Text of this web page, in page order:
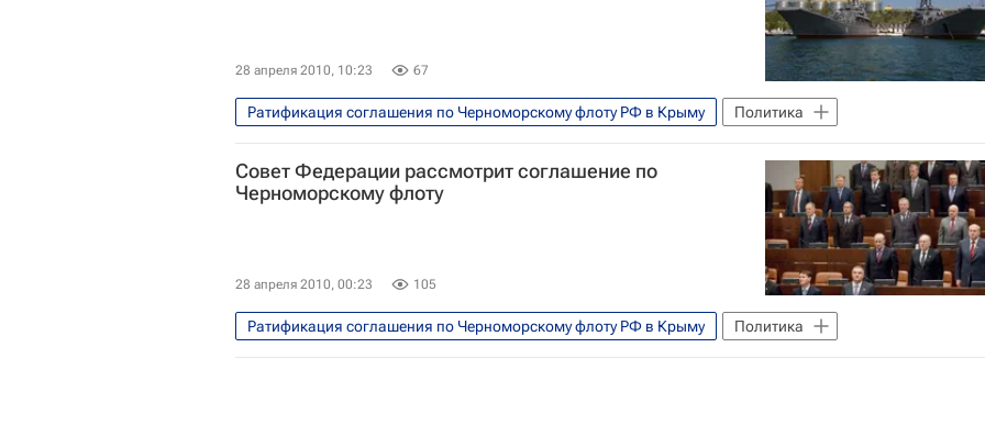
28 апреля 2010, 10:23 67
Ратификация соглашения по Черноморскому флоту РФ в Крыму Политика
Совет Федерации рассмотрит соглашение по
Черноморскому флоту
28 апреля 2010, 00:23 105
Ратификация соглашения по Черноморскому флоту РФ в Крыму Политика